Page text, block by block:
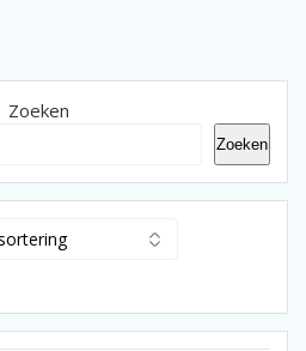
Zoeken
Zoeken